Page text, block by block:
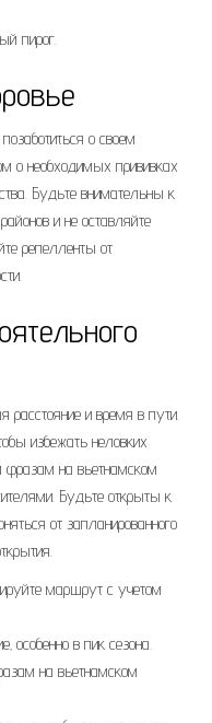
пирог.
о своем
о необходимых прививках
Будьте внимательны к
и не оставляйте
репелленты от
расстояние и время в пути.
избежать неловких
фразам на вьетнамском
Будьте открыты к
от запланированного
маршрут с учетом
особенно в пик сезона.
на вьетнамском